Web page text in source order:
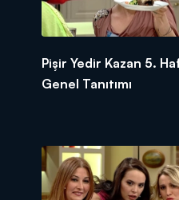
Pişir Yedir Kazan 5.
Genel Tanıtımı